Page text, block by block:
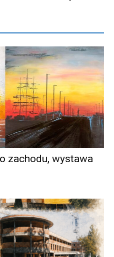
zachodu, wystawa